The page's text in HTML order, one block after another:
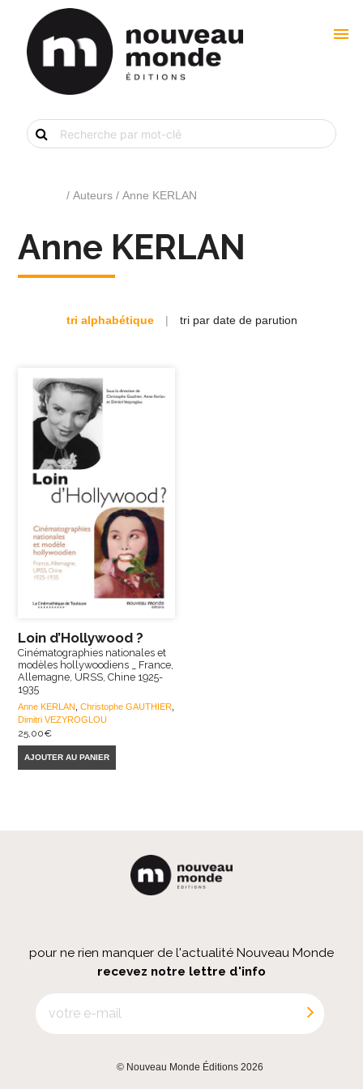
menu
Recherche
de
livre
/ Auteurs / Anne KERLAN
Anne KERLAN
tri alphabétique | tri par date de parution
Loin d’Hollywood ?
Cinématographies nationales et
modèles hollywoodiens _ France,
Allemagne, URSS, Chine 1925-
1935
Anne KERLAN ,Christophe GAUTHIER
Dimitri VEZYROGLOU
25,00€
AJOUTER AU PANIER
pour ne rien manquer de l'actualité Nouveau Monde
recevez notre lettre d'info
© Nouveau Monde Éditions 2026